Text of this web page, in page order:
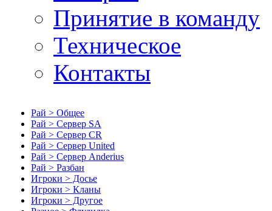
Принятие в команду
Техническое
Контакты
Рай > Общее
Рай > Сервер SA
Рай > Сервер CR
Рай > Сервер United
Рай > Сервер Anderius
Рай > Разбан
Игроки > Досье
Игроки > Кланы
Игроки > Другое